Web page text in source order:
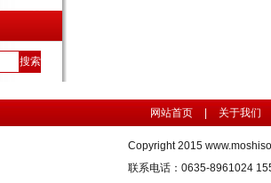
网站首页 关于我们
Copyright 2015
联系电话：0635-8961024